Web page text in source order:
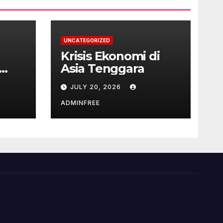
UNCATEGORIZED
Krisis Ekonomi di
Asia Tenggara
JULY 20, 2026
ADMINFREE